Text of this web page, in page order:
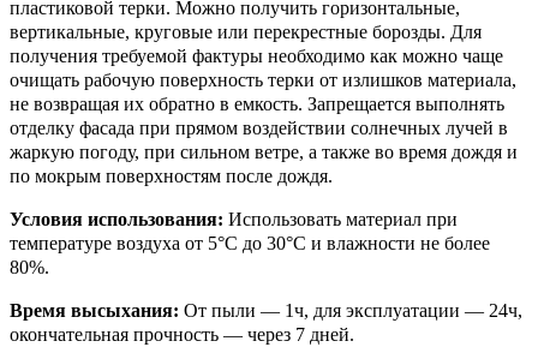
пластиковой терки. Можно получить горизонтальные,
вертикальные, круговые или перекрестные борозды. Для
получения требуемой фактуры необходимо как можно чаще
очищать рабочую поверхность терки от излишков материала,
не возвращая их обратно в емкость. Запрещается выполнять
отделку фасада при прямом воздействии солнечных лучей в
жаркую погоду, при сильном ветре, а также во время дождя и
по мокрым поверхностям после дождя.
Условия использования: Использовать материал при
температуре воздуха от 5°С до 30°С и влажности не более
80%.
Время высыхания: От пыли — 1ч, для эксплуатации — 24ч,
окончательная прочность — через 7 дней.